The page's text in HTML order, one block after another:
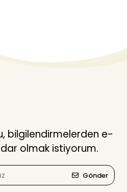
bilgilendirmelerden e-
olmak istiyorum.
Gönder